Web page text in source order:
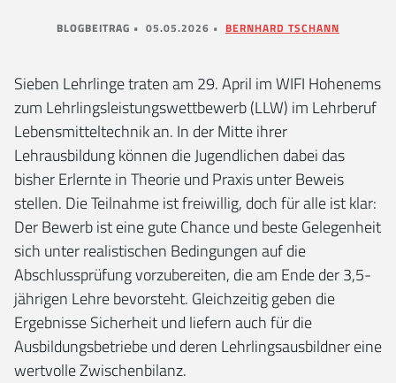
BLOGBEITRAG • 05.05.2026 • BERNHARD TSCHANN
Sieben Lehrlinge traten am 29. April im WIFI Hohenems
zum Lehrlingsleistungswettbewerb (LLW) im Lehrberuf
Lebensmitteltechnik an. In der Mitte ihrer
Lehrausbildung können die Jugendlichen dabei das
bisher Erlernte in Theorie und Praxis unter Beweis
stellen. Die Teilnahme ist freiwillig, doch für alle ist klar:
Der Bewerb ist eine gute Chance und beste Gelegenheit
sich unter realistischen Bedingungen auf die
Abschlussprüfung vorzubereiten, die am Ende der 3,5-
jährigen Lehre bevorsteht. Gleichzeitig geben die
Ergebnisse Sicherheit und liefern auch für die
Ausbildungsbetriebe und deren Lehrlingsausbildner eine
wertvolle Zwischenbilanz.